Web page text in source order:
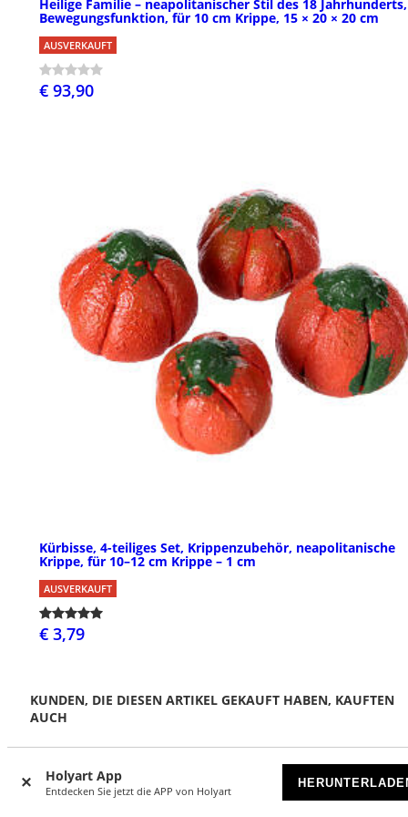
Holyart App
Entdecken Sie jetzt die APP von Holyart
Heilige Familie – neapolitanischer Stil des 18
Bewegungsfunktion, für 10 cm Krippe, 15 × 20 × 20 cm
AUSVERKAUFT
€ 93,90
Kürbisse, 4-teiliges Set, Krippenzubehör, neapolitanische
Krippe, für 10–12 cm Krippe – 1 cm
AUSVERKAUFT
€ 3,79
KUNDEN, DIE DIESEN ARTIKEL GEKAUFT HABEN, KAUFTEN
AUCH